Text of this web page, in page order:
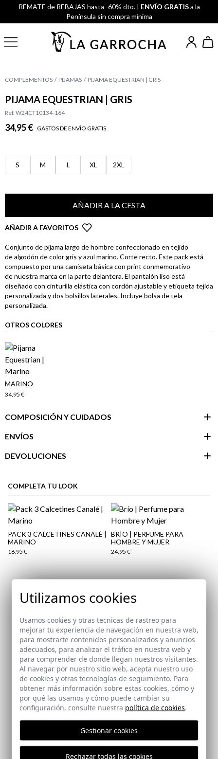
REMATE de REBAJAS hasta -60% dto. | ENVÍO GRATISa la
Península sin compra mínima
COMPLEMENTOS PIJAMAS PIJAMA EQUESTRIAN | GRIS
PIJAMA EQUESTRIAN | GRIS
Ref. W24CT10134-164
34,95 € GASTOS DE ENVÍO GRATIS
S M L XL 2XL
AÑADIR A LA CESTA
AÑADIR A FAVORITOS
Conjunto de pijama largo de hombre confeccionado en tejido
de algodón de color gris y azul marino. Corte recto. Este pack está
compuesto por una camiseta básica con print conmemorativo
de nuestra marca en la parte delantera. El pantalón liso está
diseñado con cinturilla elástica con cordón ajustable y etiqueta tejida
personalizada y dos bolsillos laterales. Incluye bolsa de tela
personalizada.
OTROS COLORES
MARINO
34,95 €
COMPOSICIÓN Y CUIDADOS
ENVÍOS
Paquetes y envíos
DEVOLUCIONES
cliente
aquí
COMPLETA TU LOOK
PACK 3 CALCETINES CANALÉ |
MARINO
16,95 €
BRÍO | PERFUME PARA
HOMBRE Y MUJER
24,95 €
He leído y acepto vuestraprotección de datos
ENVIAR
PAGO SEGURO
Utilizamos cookies
Usamos cookies y otras tecnicas de rastreo para
mejorar tu experiencia de navegación en nuestra web,
para mostrarte contenidos personalizados y anuncios
adecuados, para analizar el tráfico en nuestra web y
para comprender de donde llegan nuestros visitantes.
Al navegar por nuestro sitio web, acepta nuestro uso
de cookies y otras tecnologías de seguimiento. Para
obtener más información sobre estas cookies, cómo y
por qué las usamos y cómo puede cambiar su
configuración, consulte nuestra política de cookies.
Gestionar cookies
Rechazar todas las cookies